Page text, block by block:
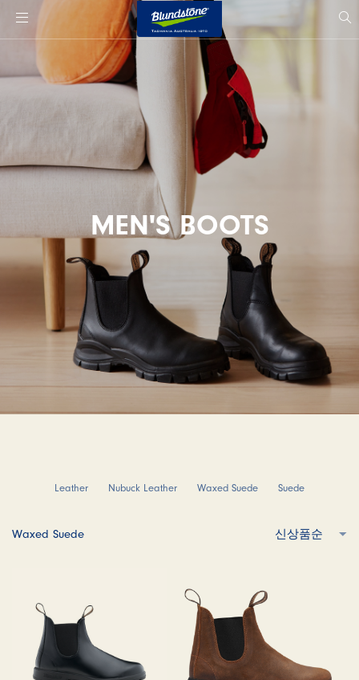
이
트
로
고
MEN'S BOOTS
Leather Nubuck Leather Waxed Suede Suede
Waxed Suede